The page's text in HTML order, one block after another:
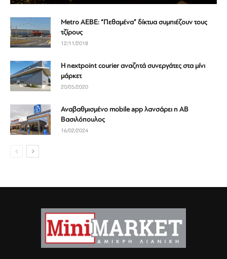
Metro ΑΕΒΕ: “Πεθαμένα” δίκτυα συμπιέζουν τους
τζίρους
12/11/2018
Η nextpoint courier αναζητά συνεργάτες στα μίνι
μάρκετ
20/05/2020
Αναβαθμισμένο mobile app λανσάρει η ΑΒ
Βασιλόπουλος
16/02/2024